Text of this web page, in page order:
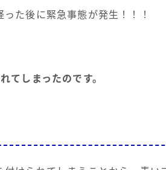
た後に緊急事態が発生！！！
てしまったのです。